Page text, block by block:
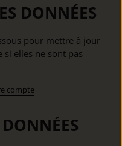
DONNÉES
pour mettre à jour
elles ne sont pas
compte